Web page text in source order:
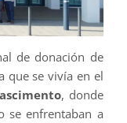
de donación de
que se vivía en el
, donde
se enfrentaban a